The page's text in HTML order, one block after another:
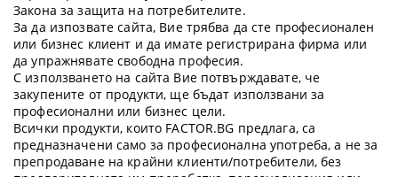
Закона за защита на потребителите.
За да изпозвате сайта, Вие трябва да сте професионален
или бизнес клиент и да имате регистрирана фирма или
да упражнявате свободна професия.
С използването на сайта Вие потвърждавате, че
закупените от продукти, ще бъдат използвани за
професионални или бизнес цели.
Всички продукти, които FACTOR.BG предлага, са
предназначени само за професионална употреба, а не за
препродаване на крайни клиенти/потребители, без